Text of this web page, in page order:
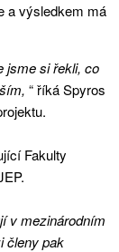
a výsledkem má
jsme si řekli, co
“ říká Spyros
Fakulty
v mezinárodním
členy pak